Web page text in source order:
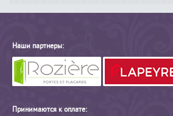
Наши партнеры:
Принимаются к оплате: